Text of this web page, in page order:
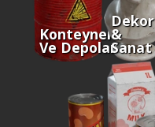
Konteynerler
Ve Depolama
Dekor
&
Sanat